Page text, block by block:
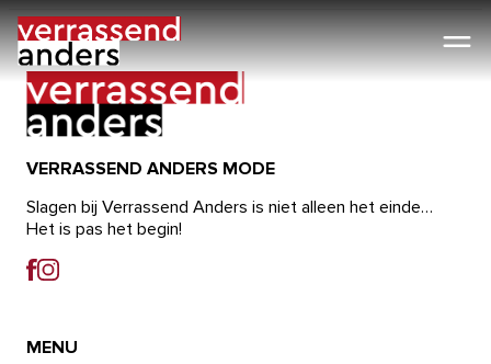
Ga
naar
de
inhoud
VERRASSEND ANDERS MODE
Slagen bij Verrassend Anders is niet alleen het einde…
Het is pas het begin!
MENU